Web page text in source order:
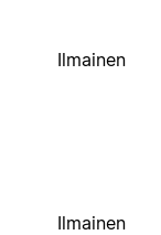
Ilmainen
Ilmainen